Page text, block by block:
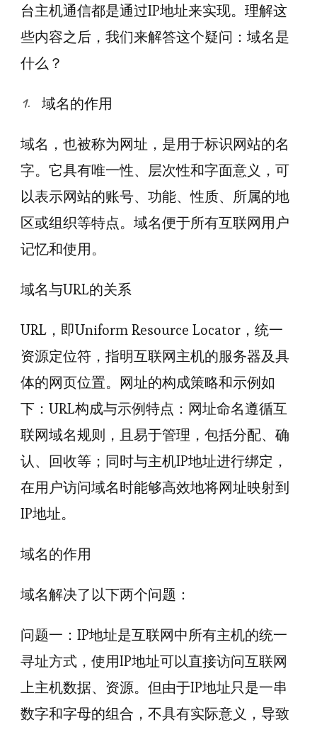
台主机通信都是通过IP地址来实现。理解这
些内容之后，我们来解答这个疑问：域名是
什么？
域名的作用
域名，也被称为网址，是用于标识网站的名
字。它具有唯一性、层次性和字面意义，可
以表示网站的账号、功能、性质、所属的地
区或组织等特点。域名便于所有互联网用户
记忆和使用。
域名与URL的关系
URL，即Uniform Resource Locator，统一
资源定位符，指明互联网主机的服务器及具
体的网页位置。网址的构成策略和示例如
下：URL构成与示例特点：网址命名遵循互
联网域名规则，且易于管理，包括分配、确
认、回收等；同时与主机IP地址进行绑定，
在用户访问域名时能够高效地将网址映射到
IP地址。
域名的作用
域名解决了以下两个问题：
问题一：IP地址是互联网中所有主机的统一
寻址方式，使用IP地址可以直接访问互联网
上主机数据、资源。但由于IP地址只是一串
数字和字母的组合，不具有实际意义，导致